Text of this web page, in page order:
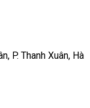
P. Thanh Xuân, Hà